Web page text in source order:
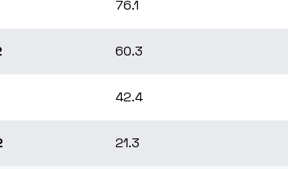
76.1
60.3
42.4
21.3